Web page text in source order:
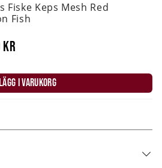
Fiske Keps Mesh Red
Fish
kr
LÄGG I VARUKORG